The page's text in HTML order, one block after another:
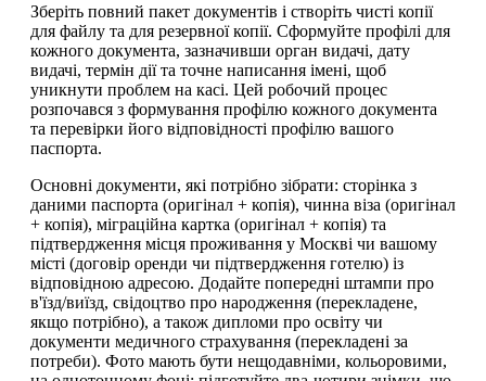
Зберіть повний пакет документів і створіть чисті копії
для файлу та для резервної копії. Сформуйте профілі для
кожного документа, зазначивши орган видачі, дату
видачі, термін дії та точне написання імені, щоб
уникнути проблем на касі. Цей робочий процес
розпочався з формування профілю кожного документа
та перевірки його відповідності профілю вашого
паспорта.
Основні документи, які потрібно зібрати: сторінка з
даними паспорта (оригінал + копія), чинна віза (оригінал
+ копія), міграційна картка (оригінал + копія) та
підтвердження місця проживання у Москві чи вашому
місті (договір оренди чи підтвердження готелю) із
відповідною адресою. Додайте попередні штампи про
в'їзд/виїзд, свідоцтво про народження (перекладене,
якщо потрібно), а також дипломи про освіту чи
документи медичного страхування (перекладені за
потреби). Фото мають бути нещодавніми, кольоровими,